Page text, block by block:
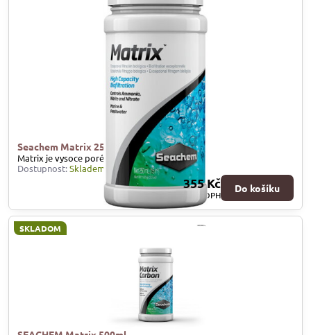
Seachem Matrix 250 ml
Matrix je vysoce porézní filtrační materiál
Dostupnost:Skladem
355 Kč
293,40 Kč bez DPH
Do košíku
SKLADOM